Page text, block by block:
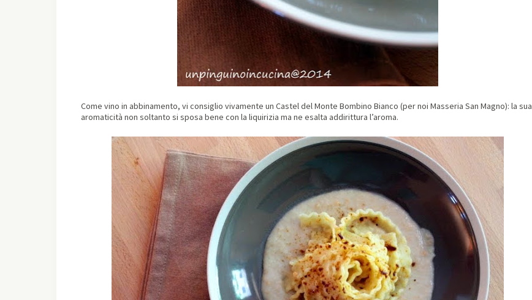
Come vino in abbinamento, vi consiglio vivamente un Castel del Monte Bombino Bianco (per noi Masseria San Magno): la sua
aromaticità non soltanto si sposa bene con la liquirizia ma ne esalta addirittura l’aroma.